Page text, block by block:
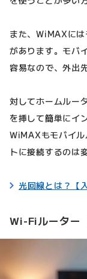
また、WiMAXに
があります。モバ
容易なので、外出
対してホームルー
を挿して簡単にイ
WiMAXもモバイ
トに接続するのは
光回線とは？【
Wi-Fiルーター